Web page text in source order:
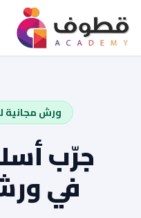
ورش مجانية
جرّب
في